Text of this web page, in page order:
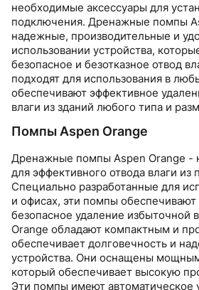
необходимые аксессуары для
подключения. Дренажные помпы
надежные, производительные и
использовании устройства,
безопасное и безотказное отвод
подходят для использования в
обеспечивают эффективное
влаги из зданий любого типа и
Помпы Aspen Orange
Дренажные помпы Aspen Orange -
для эффективного отвода влаги
Специально разработанные для
и офисах, эти помпы
безопасное удаление избыточной
Orange обладают компактным и
обеспечивает долговечность и
устройства. Они оснащены
который обеспечивает высокую
Эти помпы имеют автоматическое